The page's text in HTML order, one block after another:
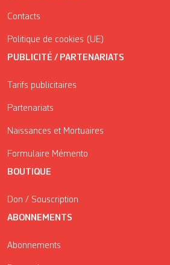
Contacts
Politique de cookies (UE)
PUBLICITÉ / PARTENARIATS
Tarifs publicitaires
Partenariats
Naissances et Mortuaires
Formulaire Mémento
BOUTIQUE
Don / Souscription
ABONNEMENTS
Abonnements